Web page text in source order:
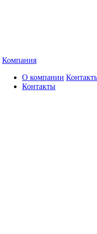
Компания
О компании
Контакты